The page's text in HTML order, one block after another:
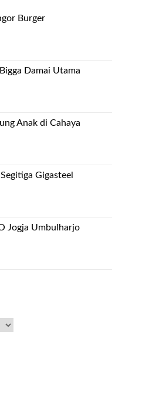
Burger
Damai Utama
Anak di Cahaya
Gigasteel
Jogja Umbulharjo